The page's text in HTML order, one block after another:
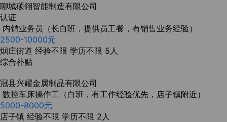
聊城硕翎智能制造有限公司
认证
内销业务员（长白班，提供员工餐，有销售业务经验）
2500-10000元
烟庄街道 经验不限 学历不限 5人
综合补贴
冠县兴耀金属制品有限公司
数控车床操作工（白班，有工作经验优先，店子镇附近）
5000-8000元
店子镇 经验不限 学历不限 2人